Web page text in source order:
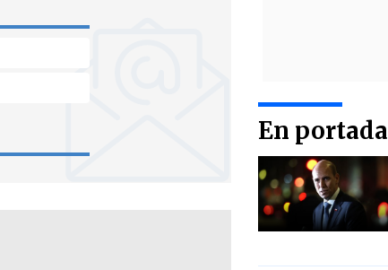
En portada